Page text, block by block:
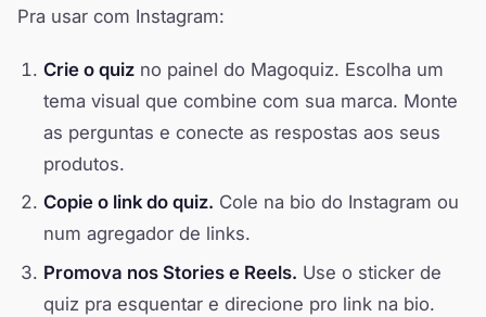
Pra usar com Instagram:
Crie o quiz no painel do Magoquiz. Escolha um
tema visual que combine com sua marca. Monte
as perguntas e conecte as respostas aos seus
produtos.
Copie o link do quiz. Cole na bio do Instagram ou
num agregador de links.
Promova nos Stories e Reels. Use o sticker de
quiz pra esquentar e direcione pro link na bio.